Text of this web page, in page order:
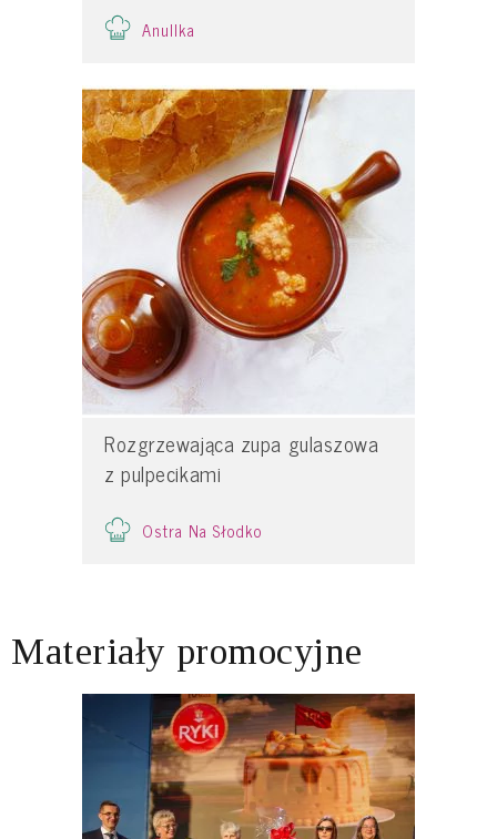
Anullka
Rozgrzewająca zupa gulaszowa
z pulpecikami
Ostra Na Słodko
Materiały promocyjne